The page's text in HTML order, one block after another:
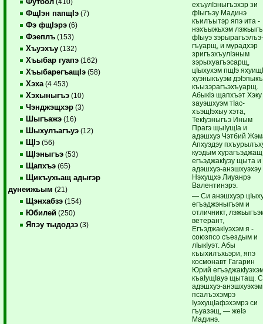
(410)
ФщIэн папщIэ (7)
Фэ фщIэрэ (6)
Фэеплъ (153)
Хъуэхъу (132)
Хъыбар гуапэ (162)
ХъыбарегъащIэ (58)
Хэха (4 453)
Хэхыныгъэ (10)
Чэнджэщхэр (3)
Шыгъажэ (16)
Шыхулъагъуэ (12)
ЩIэ (56)
ЩIэныгъэ (53)
Щапхъэ (65)
Щикъухьащ адыгэр
дунеижьым (21)
Щэнхабзэ (154)
Юбилей (250)
Япэу тыдодзэ (3)
ехъулIэныгъэхэр зи
фIыгъэу Мадинэ
къилъытэр япэ ита ­
нэхъыжьхэм
фIыуэ
гъуарщ, и мурадхэр
зригъэхъу­лIэным
зэрыхуагъэсарщ,
цIыхухэм пщIэ
хуэны­къуэм
къызэрагъэ­хъуарщ.
Абы­кIэ щапхъэт Хэку
зауэшхуэм тIас­
хъэщIэхыу хэта,
ТекIуэныгъэ Иным
Прагэ щыIущIа и
адэшхуэ Чэтбий
Апхуэдэу
куэдым хурагъэджащ
егъэджакIуэу щыта и
адэшхуэ-анэшхуэхэу
Нэхущ­хэ Лиуанрэ
Валентинэрэ.
— Си анэшхуэр
егъэджэ­ныгъэм и
отличникт,
ветерант,
ЕгъэджакIуэхэм я ­
союзпсо съездым и
лIыкIуэт. Абы
къыхилъхьэри, япэ
космонавт Гагарин
Юрий
къаIущIауэ щытащ.
адэшхуэ-
псалъэхэмрэ
IуэхущIафэхэмрэ си
гъуа­зэщ, — жеIэ
Мадинэ.